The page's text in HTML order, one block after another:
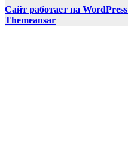
Сайт работает на WordPress
Themeansar